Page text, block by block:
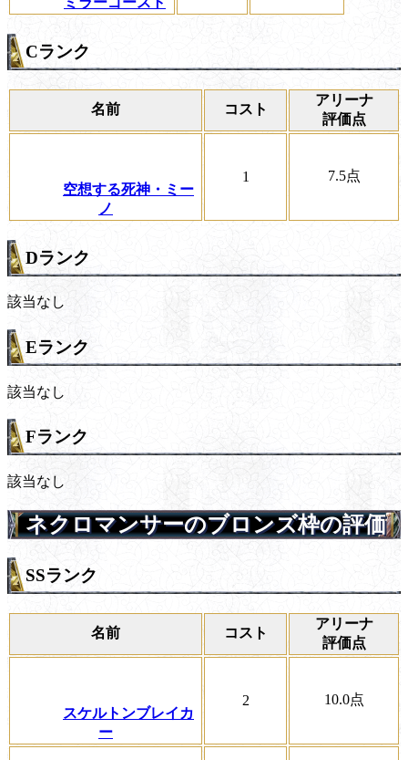
Cランク
名前 コスト
アリーナ
評価点
空想する死神・ミー
ノ
1 7.5点
Dランク
該当なし
Eランク
該当なし
Fランク
該当なし
ネクロマンサーのブロンズ枠の評価
SSランク
名前 コスト
アリーナ
評価点
スケルトンブレイカ
ー
2 10.0点